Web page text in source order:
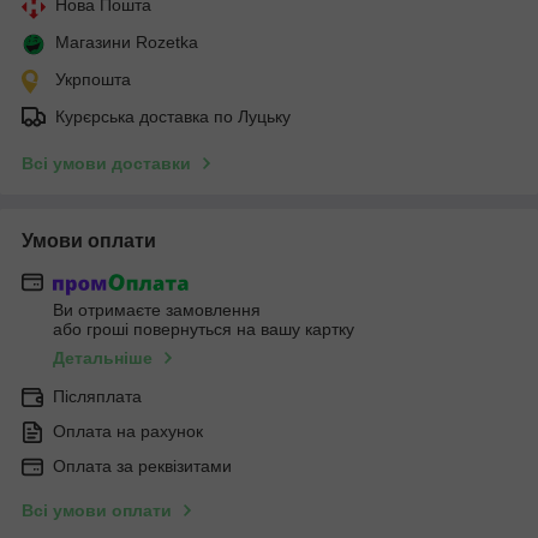
Нова Пошта
Магазини Rozetka
Укрпошта
Курєрська доставка по Луцьку
Всі умови доставки
Умови оплати
Ви отримаєте замовлення
або гроші повернуться на вашу картку
Детальніше
Післяплата
Оплата на рахунок
Оплата за реквізитами
Всі умови оплати